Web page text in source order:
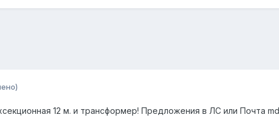
12 м. и трансформер! Предложения в ЛС или Почта